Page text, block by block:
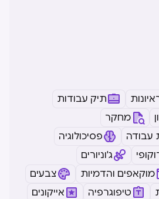
תיק עבודות
מחקר
עבודה
פסיכולוגיה
ג'וניורים
מוקאפים והדמיות
צבעים
טיפוגרפיה
אייקונים